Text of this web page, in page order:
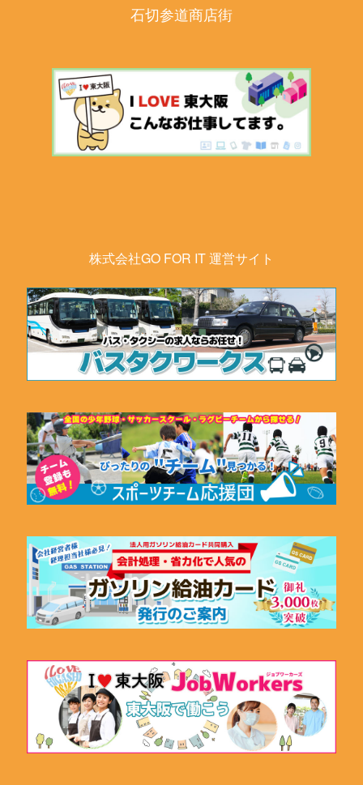
石切参道商店街
株式会社GO FOR IT 運営サイト